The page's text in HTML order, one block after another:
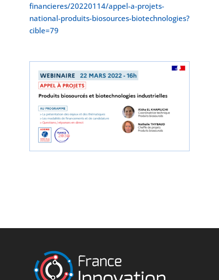
financieres/20220114/appel-a-projets-
national-produits-biosources-biotechnologies?
cible=79